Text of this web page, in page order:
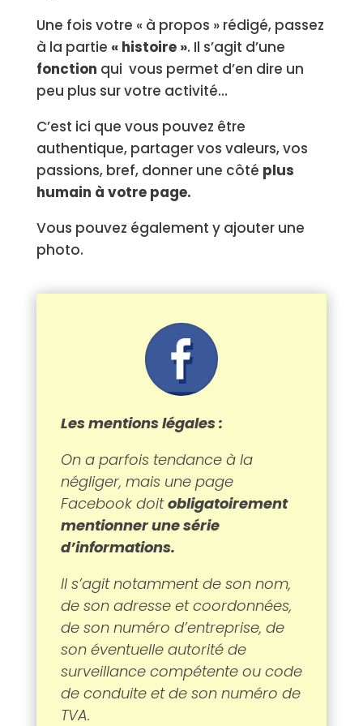
Une fois votre « à propos » rédigé, passez
à la partie « histoire ». Il s’agit d’une
fonction qui vous permet d’en dire un
peu plus sur votre activité…
C’est ici que vous pouvez être
authentique, partager vos valeurs, vos
passions, bref, donner une côté plus
humain à votre page.
Vous pouvez également y ajouter une
photo.
Les mentions légales :
On a parfois tendance à la
négliger, mais une page
Facebook doitobligatoirement
mentionner une série
d’informations.
Il s’agit notamment de son nom,
de son adresse et coordonnées,
de son numéro d’entreprise, de
son éventuelle autorité de
surveillance compétente ou code
de conduite et de son numéro de
TVA.